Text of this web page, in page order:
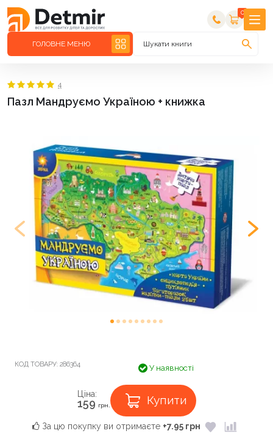
0
ГОЛОВНЕ МЕНЮ Шукати книги
Пазл Мандруємо Україною + книжка
4
КОД ТОВАРУ: 286364 У наявності
Ціна:
159 грн. Купити
За цю покупку ви отримаєте +7.95 грн